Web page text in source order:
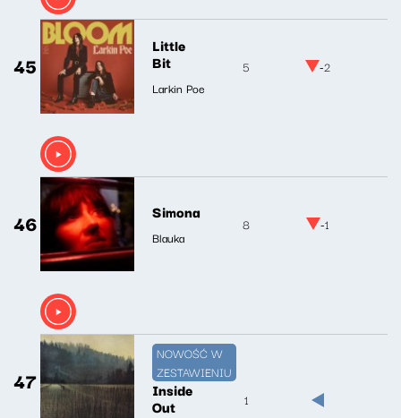
45
Little
Bit
Larkin Poe
5 -2
46 Simona
Blauka
8 -1
47
NOWOŚĆ W
ZESTAWIENIU
Inside
Out 1